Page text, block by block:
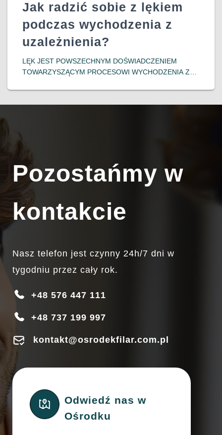
Jak radzić sobie z lękiem
podczas wychodzenia z
uzależnienia?
LĘK JEST POWSZECHNYM DOŚWIADCZENIEM
TOWARZYSZĄCYM PROCESOWI WYCHODZENIA Z
INTENSYWNYMI EMOCJAMI, TAKIMI JAK NIEPOKÓJ,
Pozostańmy w
kontakcie
Nasz telefon jest czynny 24h/7 dni w
tygodniu przez cały rok.
+48 576 447 111
+48 737 199 997
kontakt@osrodekfilar.com.pl
Odwiedź nas w
Ośrodku